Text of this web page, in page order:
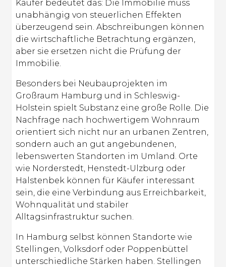
Käufer bedeutet das: Die Immobilie muss
unabhängig von steuerlichen Effekten
überzeugend sein. Abschreibungen können
die wirtschaftliche Betrachtung ergänzen,
aber sie ersetzen nicht die Prüfung der
Immobilie.
Besonders bei Neubauprojekten im
Großraum Hamburg und in Schleswig-
Holstein spielt Substanz eine große Rolle. Die
Nachfrage nach hochwertigem Wohnraum
orientiert sich nicht nur an urbanen Zentren,
sondern auch an gut angebundenen,
lebenswerten Standorten im Umland. Orte
wie Norderstedt, Henstedt-Ulzburg oder
Halstenbek können für Käufer interessant
sein, die eine Verbindung aus Erreichbarkeit,
Wohnqualität und stabiler
Alltagsinfrastruktur suchen.
In Hamburg selbst können Standorte wie
Stellingen, Volksdorf oder Poppenbüttel
unterschiedliche Stärken haben. Stellingen